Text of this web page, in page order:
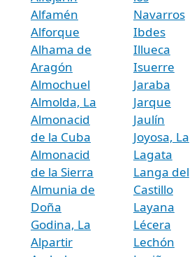
Alfamén
Alforque
Alhama de
Aragón
Almochuel
Almolda, La
Almonacid
de la Cuba
Almonacid
de la Sierra
Almunia de
Doña
Godina, La
Alpartir
Navarros
Ibdes
Illueca
Isuerre
Jaraba
Jarque
Jaulín
Joyosa, La
Lagata
Langa del
Castillo
Layana
Lécera
Lechón